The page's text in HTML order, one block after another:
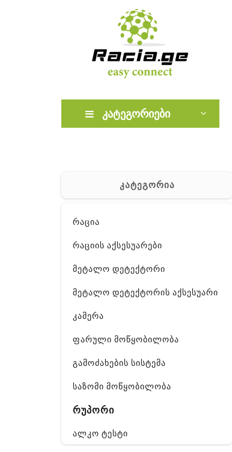
კატეგორიები
კატეგორია
რაცია
რაციის აქსესუარები
მეტალო დეტექტორი
მეტალო დეტექტორის აქსესუარი
კამერა
ფარული მოწყობილობა
გამოძახების სისტემა
საზომი მოწყობილობა
რუპორი
ალკო ტესტი